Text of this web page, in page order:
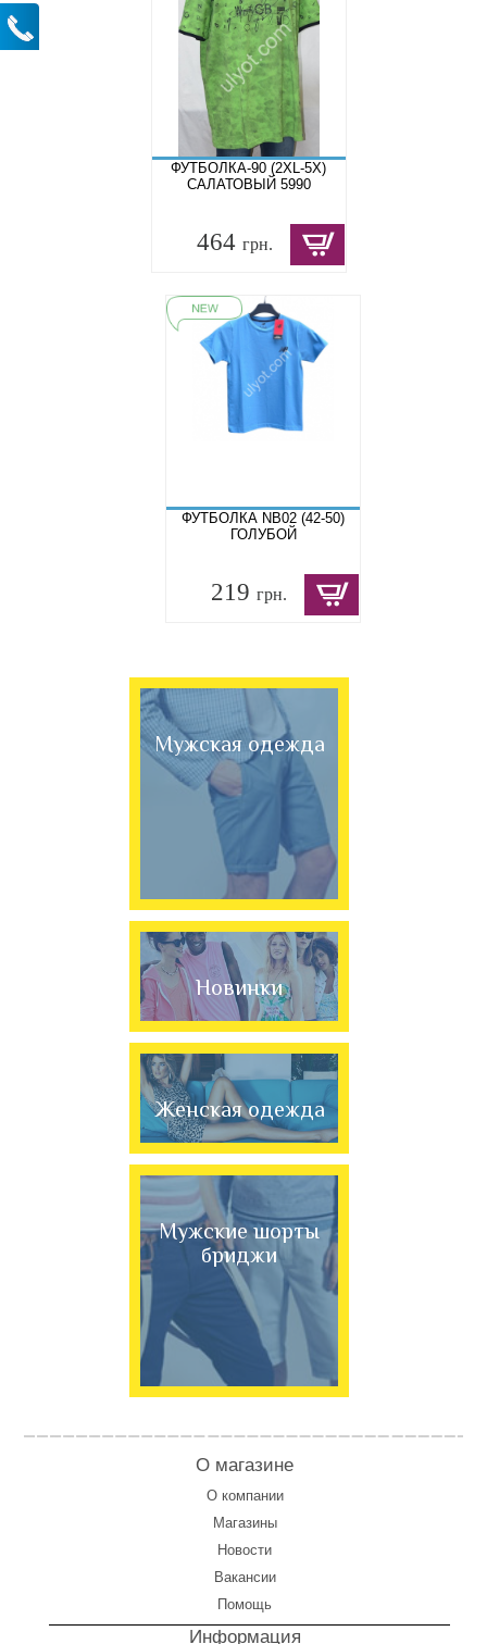
ФУТБОЛКА-90 (2XL-5X)
САЛАТОВЫЙ 5990
464 грн.
ФУТБОЛКА NB02 (42-50)
ГОЛУБОЙ
219 грн.
Мужская одежда
Новинки
Женская одежда
Мужские шорты
бриджи
О магазине
О компании
Магазины
Новости
Вакансии
Помощь
Информация